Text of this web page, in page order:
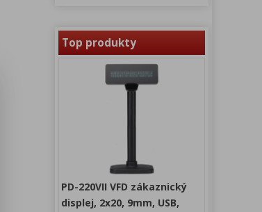
Top produkty
PD-220VII VFD zákaznický
displej, 2x20, 9mm, USB,